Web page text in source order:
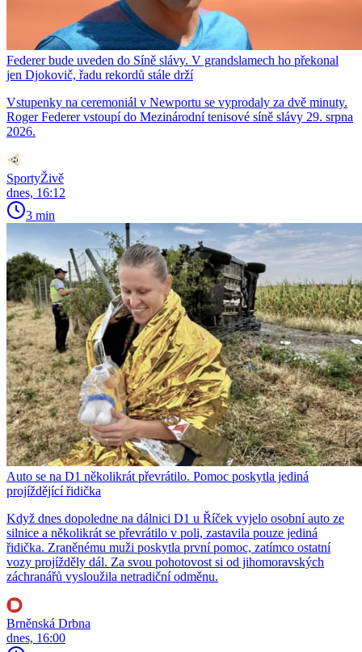
Federer bude uveden do Síně slávy. V grandslamech ho překonal
jen Djokovič, řadu rekordů stále drží
Vstupenky na ceremoniál v Newportu se vyprodaly za dvě minuty.
Roger Federer vstoupí do Mezinárodní tenisové síně slávy 29. srpna
2026.
SportyŽivě
dnes, 16:12
3 min
Auto se na D1 několikrát převrátilo. Pomoc poskytla jediná
projíždějící řidička
Když dnes dopoledne na dálnici D1 u Říček vyjelo osobní auto ze
silnice a několikrát se převrátilo v poli, zastavila pouze jediná
řidička. Zraněnému muži poskytla první pomoc, zatímco ostatní
vozy projížděly dál. Za svou pohotovost si od jihomoravských
záchranářů vysloužila netradiční odměnu.
Brněnská Drbna
dnes, 16:00